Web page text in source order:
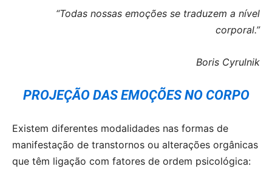
“Todas nossas emoções se traduzem a nível
corporal.”
Boris Cyrulnik
PROJEÇÃO DAS EMOÇÕES NO CORPO
Existem diferentes modalidades nas formas de
manifestação de transtornos ou alterações orgânicas
que têm ligação com fatores de ordem psicológica: